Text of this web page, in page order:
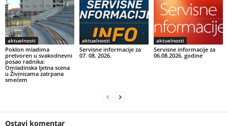
aktuelnosti
Poklon mladima
pretvoren u svakodnevni
posao radnika:
Omladinska ljetna scena
u Živinicama zatrpana
smećem
aktuelnosti
Servisne informacije za
07. 08. 2026.
aktuelnosti
Servisne informacije za
06.08.2026. godine
Ostavi komentar